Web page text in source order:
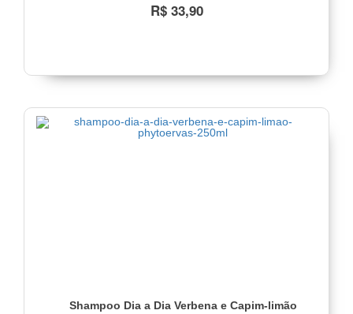
R$ 33,90
Shampoo Dia a Dia Verbena e Capim-limão